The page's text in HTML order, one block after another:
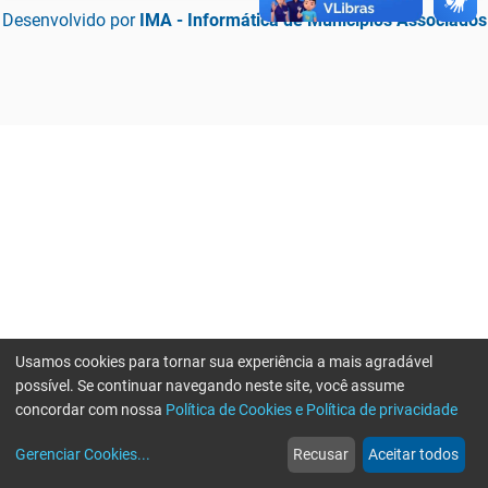
Desenvolvido por IMA - Informática de Municípios Associados
web
Notícias
more_horiz
Mais
Usamos cookies para tornar sua experiência a mais agradável
possível. Se continuar navegando neste site, você assume
concordar com nossa Política de Cookies e Política de privacidade
Gerenciar Cookies... Recusar Aceitar todos
Erro ao enviar informações, por favor tente novamente